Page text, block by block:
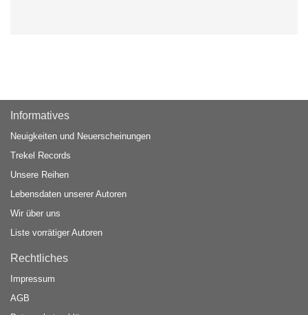
Informatives
Neuigkeiten und Neuerscheinungen
Trekel Records
Unsere Reihen
Lebensdaten unserer Autoren
Wir über uns
Liste vorrätiger Autoren
Rechtliches
Impressum
AGB